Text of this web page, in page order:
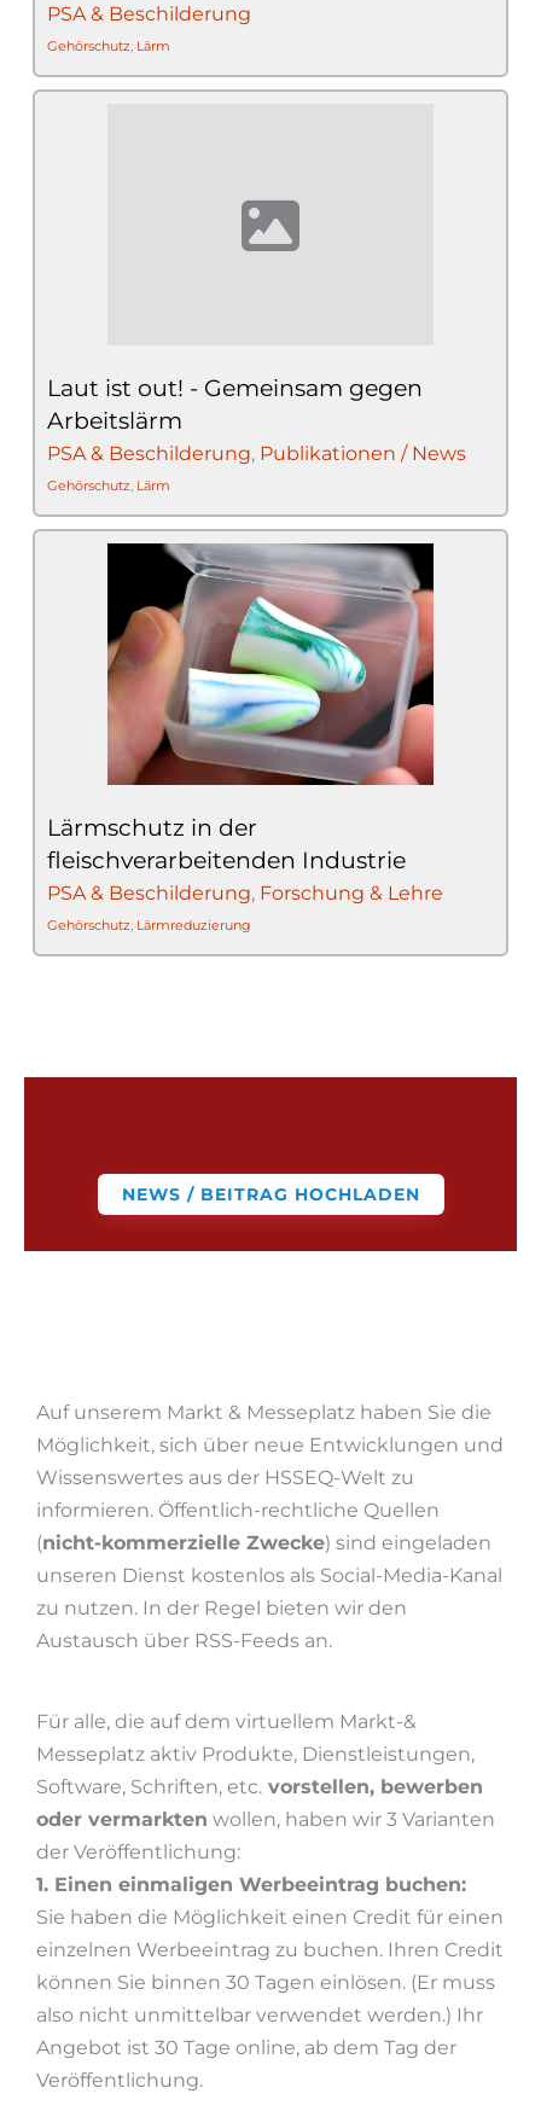
PSA & Beschilderung
Gehörschutz, Lärm
Laut ist out! - Gemeinsam gegen
Arbeitslärm
PSA & Beschilderung, Publikationen / News
Gehörschutz, Lärm
Lärmschutz in der
fleischverarbeitenden Industrie
PSA & Beschilderung, Forschung & Lehre
Gehörschutz, Lärmreduzierung
NEWS / BEITRAG HOCHLADEN
Auf unserem Markt & Messeplatz haben Sie die
Möglichkeit, sich über neue Entwicklungen und
Wissenswertes aus der HSSEQ-Welt zu
informieren. Öffentlich-rechtliche Quellen
(nicht-kommerzielle Zwecke) sind eingeladen
unseren Dienst kostenlos als Social-Media-Kanal
zu nutzen. In der Regel bieten wir den
Austausch über RSS-Feeds an.
Für alle, die auf dem virtuellem Markt-&
Messeplatz aktiv Produkte, Dienstleistungen,
Software, Schriften, etc. vorstellen, bewerben
oder vermarkten wollen, haben wir 3 Varianten
der Veröffentlichung:
1. Einen einmaligen Werbeeintrag buchen:
Sie haben die Möglichkeit einen Credit für einen
einzelnen Werbeeintrag zu buchen. Ihren Credit
können Sie binnen 30 Tagen einlösen. (Er muss
also nicht unmittelbar verwendet werden.) Ihr
Angebot ist 30 Tage online, ab dem Tag der
Veröffentlichung.